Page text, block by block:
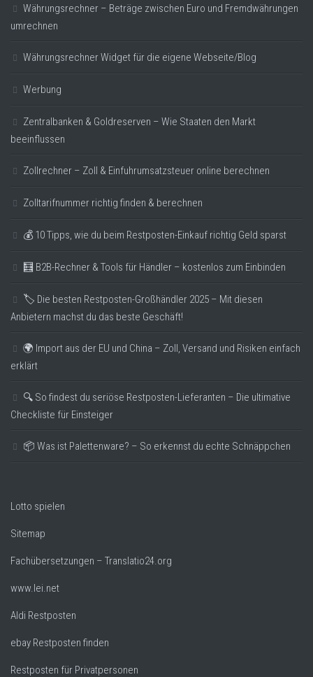
Währungsrechner – Beträge zwischen Euro und Fremdwährungen
umrechnen
Währungsrechner Widget für die eigene Webseite/Blog
Werbung
Zentralbanken & Goldreserven – Wie Staaten den Markt
beeinflussen
Zollrechner – Zoll & Einfuhrumsatzsteuer online berechnen
Zolltarifnummer richtig finden & berechnen
💰 10 Tipps, wie du beim Restposten-Einkauf richtig Geld sparst
🧮 B2B-Rechner & Tools für Händler – kostenlos zum Einbinden
🏷️ Die besten Restposten-Großhändler 2025 – Mit diesen
Anbietern machst du das beste Geschäft!
🌍 Import aus der EU und China – Zoll, Versand und Risiken einfach
erklärt
🔍 So findest du seriöse Restposten-Lieferanten – Die ultimative
Checkliste für Einsteiger
📦 Was ist Palettenware? – So erkennst du echte Schnäppchen
Lotto spielen
Sitemap
Fachübersetzungen – Translatio24.org
www.lei.net
Aldi Restposten
ebay Restposten finden
Restposten für Privatpersonen